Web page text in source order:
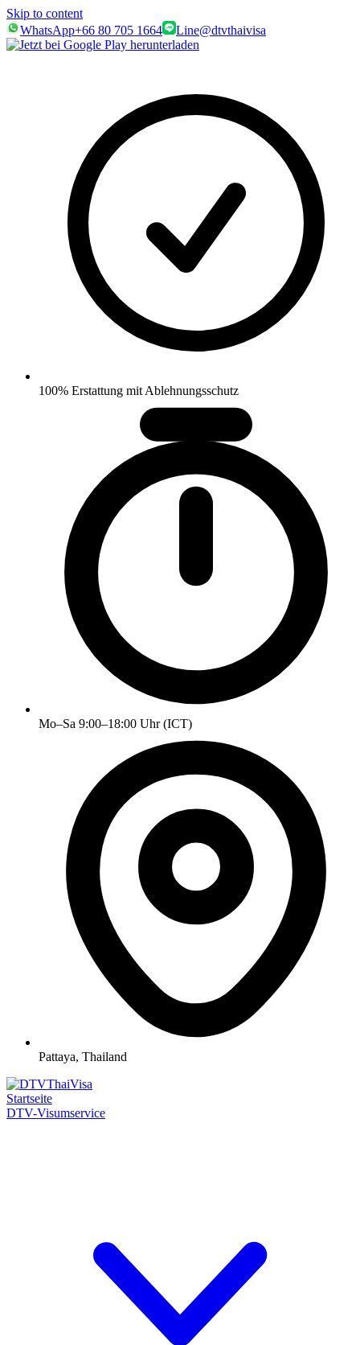
Skip to content
WhatsApp+66 80 705 1664 Line@dtvthaivisa
100% Erstattung mit Ablehnungsschutz
Mo–Sa 9:00–18:00 Uhr (ICT)
Pattaya, Thailand
Startseite
DTV-Visumservice